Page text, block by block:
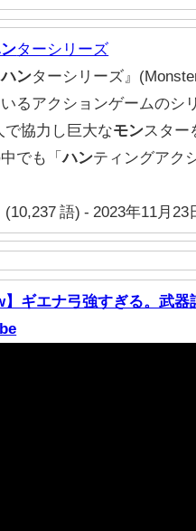
ターシリーズ
ハンターシリーズ』
るアクションゲームのシ
で協力し巨大なモンスター
でも「ハンティングアク
語) - 2023年11月23
】ギエナ弓強すぎる。武